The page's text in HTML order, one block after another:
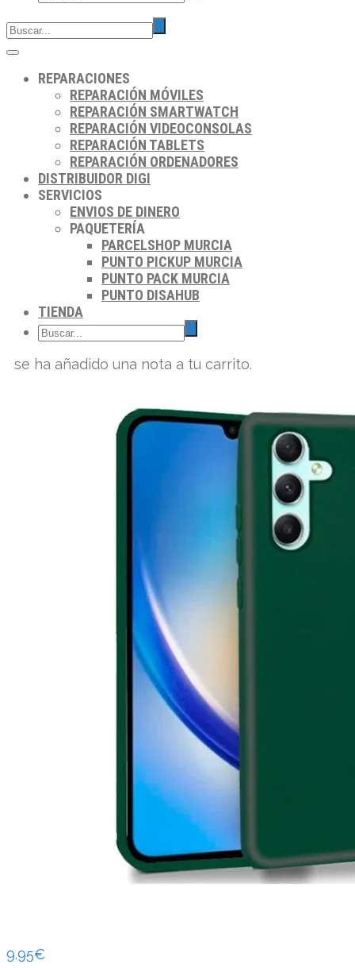
REPARACIONES
REPARACIÓN MÓVILES
REPARACIÓN SMARTWATCH
REPARACIÓN VIDEOCONSOLAS
REPARACIÓN TABLETS
REPARACIÓN ORDENADORES
DISTRIBUIDOR DIGI
SERVICIOS
ENVIOS DE DINERO
PAQUETERÍA
PARCELSHOP MURCIA
PUNTO PICKUP MURCIA
PUNTO PACK MURCIA
PUNTO DISAHUB
TIENDA
se ha añadido una nota a tu carrito.
9.95€